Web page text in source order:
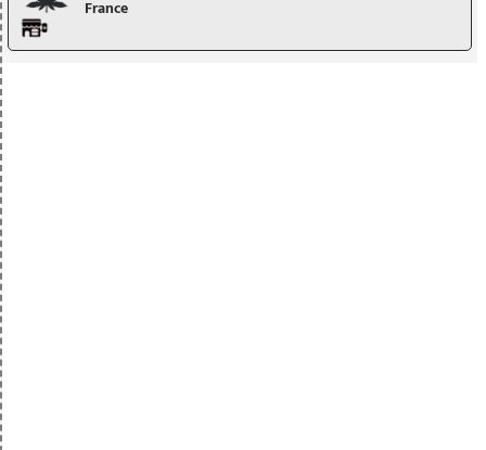
France